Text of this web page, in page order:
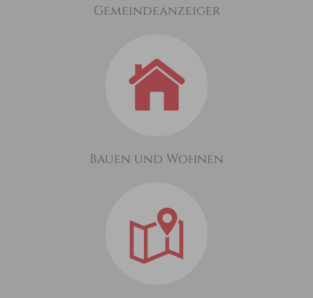
Gemeindeanzeiger
Bauen und Wohnen